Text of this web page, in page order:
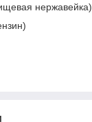
нержавейка)